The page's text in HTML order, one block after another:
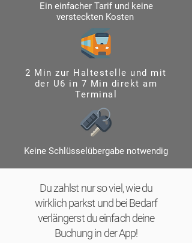
Ein einfacher Tarif und keine
versteckten Kosten
2 Min zur Haltestelle und mit
der U6 in 7 Min direkt am
Terminal
Keine Schlüsselübergabe notwendig
Du zahlst nur so viel, wie du
wirklich parkst und bei Bedarf
verlängerst du einfach deine
Buchung in der App!